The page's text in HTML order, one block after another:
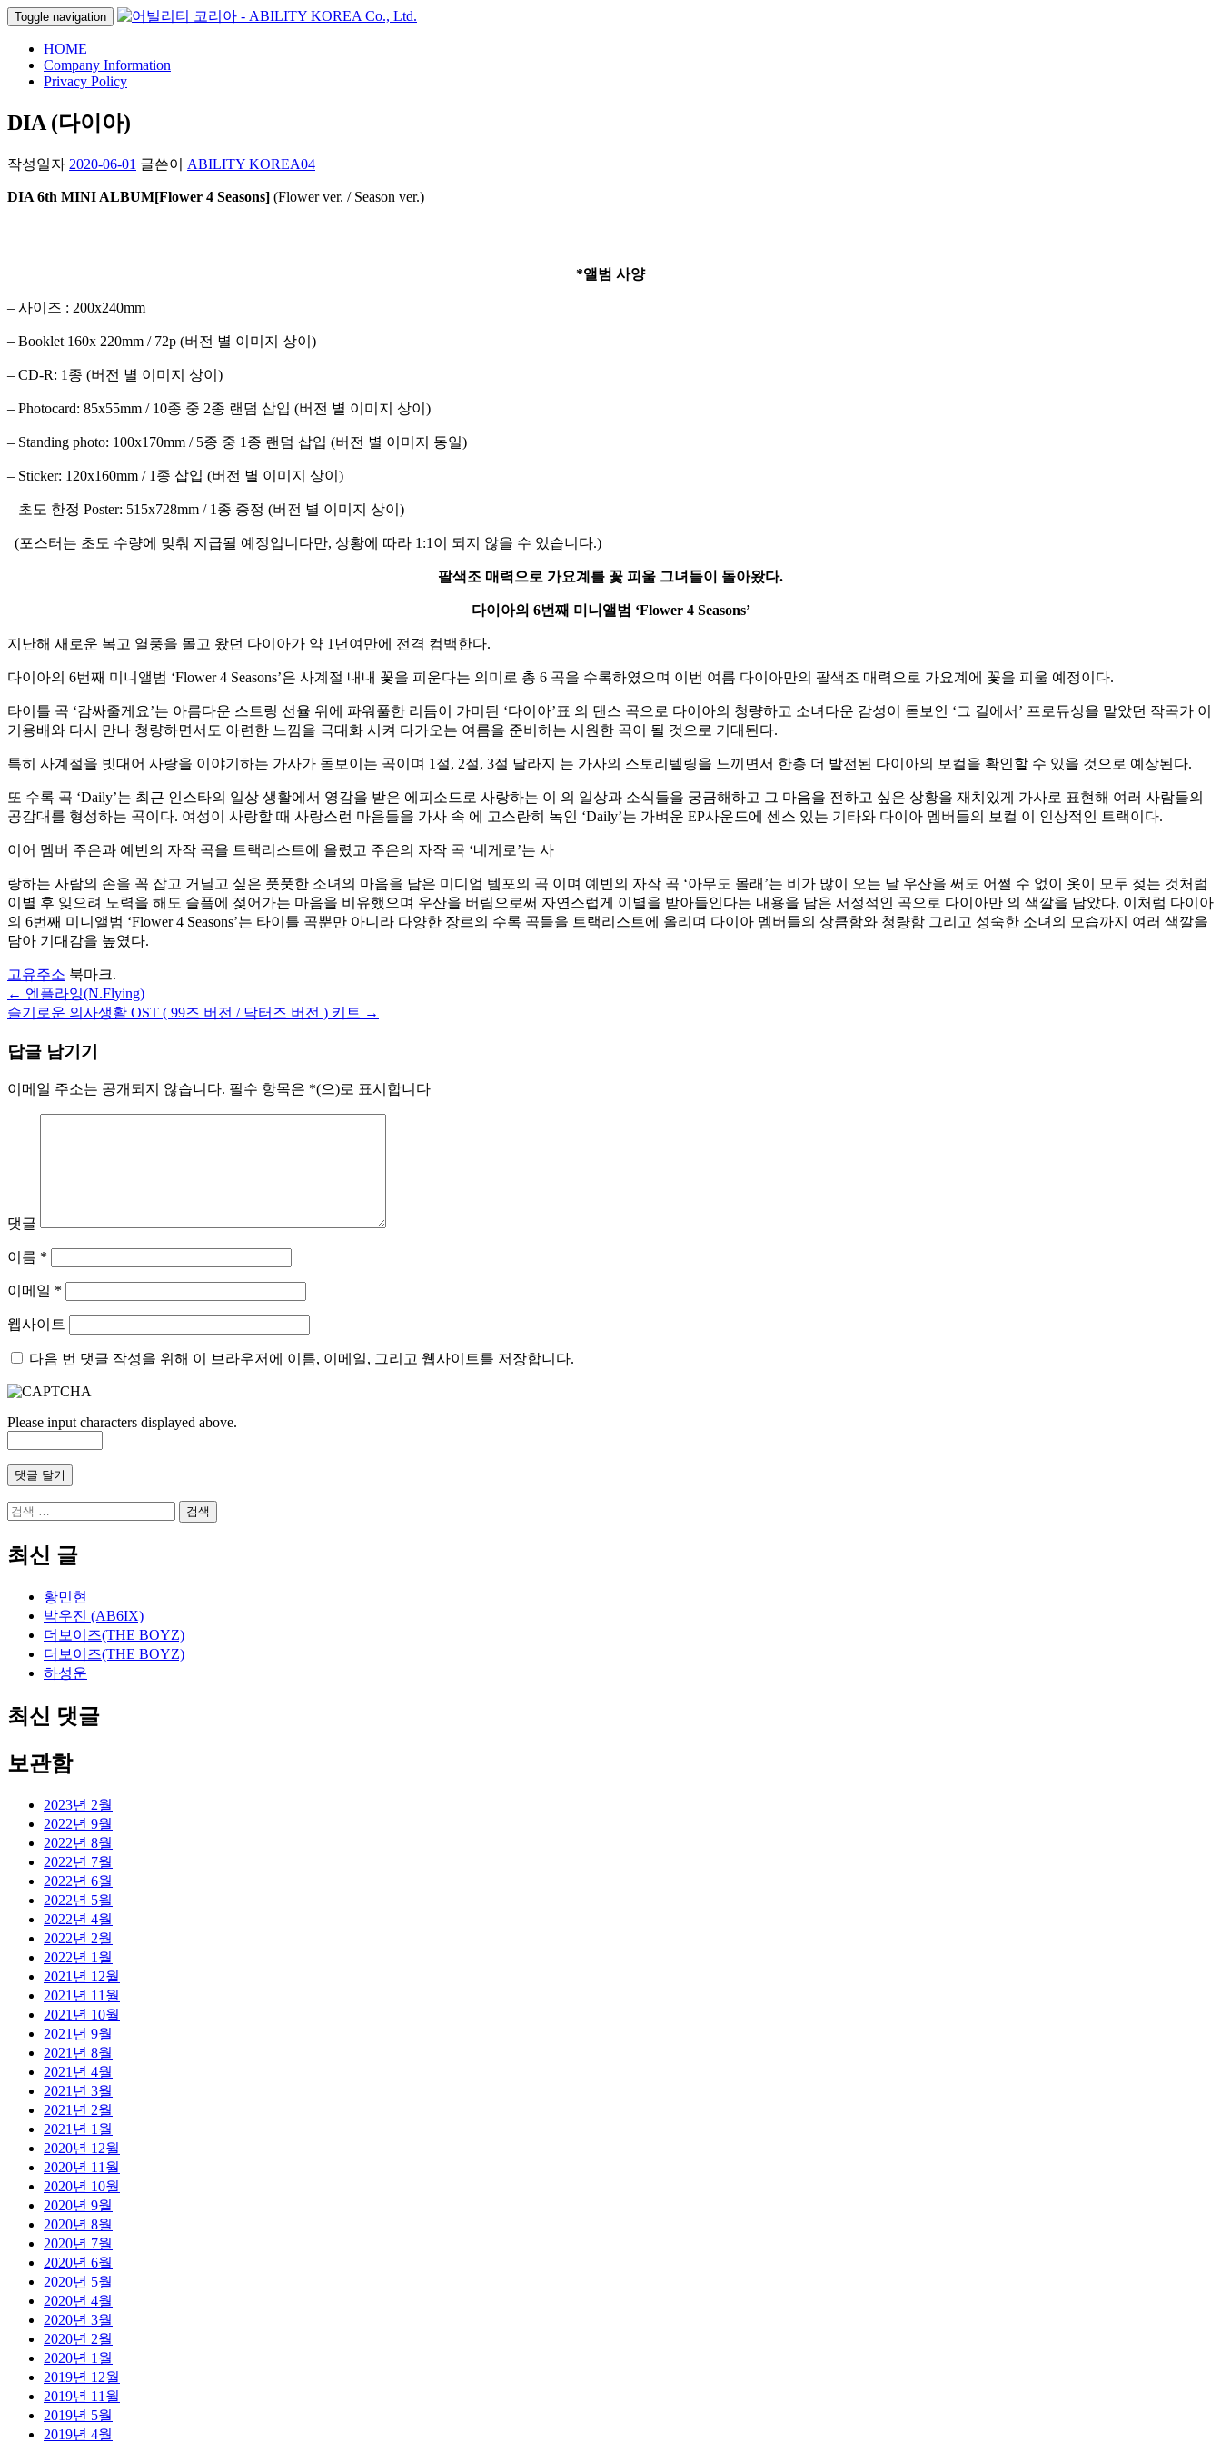
Toggle navigation
HOME
Company Information
Privacy Policy
DIA (다이아)
작성일자 2020-06-01 글쓴이 ABILITY KOREA04
DIA 6th MINI ALBUM[Flower 4 Seasons] (Flower ver. / Season ver.)
*앨범 사양
– 사이즈 : 200x240mm
– Booklet 160x 220mm / 72p (버전 별 이미지 상이)
– CD-R: 1종 (버전 별 이미지 상이)
– Photocard: 85x55mm / 10종 중 2종 랜덤 삽입 (버전 별 이미지 상이)
– Standing photo: 100x170mm / 5종 중 1종 랜덤 삽입 (버전 별 이미지 동일)
– Sticker: 120x160mm / 1종 삽입 (버전 별 이미지 상이)
– 초도 한정 Poster: 515x728mm / 1종 증정 (버전 별 이미지 상이)
(포스터는 초도 수량에 맞춰 지급될 예정입니다만, 상황에 따라 1:1이 되지 않을 수 있습니다.)
팔색조 매력으로 가요계를 꽃 피울 그녀들이 돌아왔다.
다이아의 6번째 미니앨범 ‘Flower 4 Seasons’
지난해 새로운 복고 열풍을 몰고 왔던 다이아가 약 1년여만에 전격 컴백한다.
다이아의 6번째 미니앨범 ‘Flower 4 Seasons’은 사계절 내내 꽃을 피운다는 의미로 총 6 곡을 수록하였으며 이번 여름 다이아만의 팔색조 매력으로 가요계에 꽃을 피울 예정이다.
타이틀 곡 ‘감싸줄게요’는 아름다운 스트링 선율 위에 파워풀한 리듬이 가미된 ‘다이아’표 의 댄스 곡으로 다이아의 청량하고 소녀다운 감성이 돋보인 ‘그 길에서’ 프로듀싱을 맡았던 작곡가 이
기용배와 다시 만나 청량하면서도 아련한 느낌을 극대화 시켜 다가오는 여름을 준비하는 시원한 곡이 될 것으로 기대된다.
특히 사계절을 빗대어 사랑을 이야기하는 가사가 돋보이는 곡이며 1절, 2절, 3절 달라지 는 가사의 스토리텔링을 느끼면서 한층 더 발전된 다이아의 보컬을 확인할 수 있을 것으로 예상된다.
또 수록 곡 ‘Daily’는 최근 인스타의 일상 생활에서 영감을 받은 에피소드로 사랑하는 이 의 일상과 소식들을 궁금해하고 그 마음을 전하고 싶은 상황을 재치있게 가사로 표현해 여러 사람들의
공감대를 형성하는 곡이다. 여성이 사랑할 때 사랑스런 마음들을 가사 속 에 고스란히 녹인 ‘Daily’는 가벼운 EP사운드에 센스 있는 기타와 다이아 멤버들의 보컬 이 인상적인 트랙이다.
이어 멤버 주은과 예빈의 자작 곡을 트랙리스트에 올렸고 주은의 자작 곡 ‘네게로’는 사
랑하는 사람의 손을 꼭 잡고 거닐고 싶은 풋풋한 소녀의 마음을 담은 미디엄 템포의 곡 이며 예빈의 자작 곡 ‘아무도 몰래’는 비가 많이 오는 날 우산을 써도 어쩔 수 없이 옷이 모두 젖는 것처럼
이별 후 잊으려 노력을 해도 슬픔에 젖어가는 마음을 비유했으며 우산을 버림으로써 자연스럽게 이별을 받아들인다는 내용을 담은 서정적인 곡으로 다이아만 의 색깔을 담았다. 이처럼 다이아
의 6번째 미니앨범 ‘Flower 4 Seasons’는 타이틀 곡뿐만 아니라 다양한 장르의 수록 곡들을 트랙리스트에 올리며 다이아 멤버들의 상큼함와 청량함 그리고 성숙한 소녀의 모습까지 여러 색깔을
담아 기대감을 높였다.
고유주소 북마크.
글
내
비
게
← 엔플라잉(N.Flying)
슬기로운 의사생활 OST ( 99즈 버전 / 닥터즈 버전 ) 키트 →
답글 남기기
이메일 주소는 공개되지 않습니다. 필수 항목은 *(으)로 표시합니다
댓글
이름 *
이메일 *
웹사이트
다음 번 댓글 작성을 위해 이 브라우저에 이름, 이메일, 그리고 웹사이트를 저장합니다.
Please input characters displayed above.
검
어:
최신 글
황민현
박우진 (AB6IX)
더보이즈(THE BOYZ)
더보이즈(THE BOYZ)
하성운
최신 댓글
보관함
2023년 2월
2022년 9월
2022년 8월
2022년 7월
2022년 6월
2022년 5월
2022년 4월
2022년 2월
2022년 1월
2021년 12월
2021년 11월
2021년 10월
2021년 9월
2021년 8월
2021년 4월
2021년 3월
2021년 2월
2021년 1월
2020년 12월
2020년 11월
2020년 10월
2020년 9월
2020년 8월
2020년 7월
2020년 6월
2020년 5월
2020년 4월
2020년 3월
2020년 2월
2020년 1월
2019년 12월
2019년 11월
2019년 5월
2019년 4월